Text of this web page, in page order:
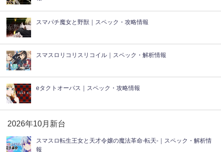
スマパチ魔女と野獣｜スペック・攻略情報
スマスロリコリスリコイル｜スペック・解析情報
eタクトオーパス｜スペック・攻略情報
2026年10月新台
スマスロ転生王女と天才令嬢の魔法革命-転天-｜スペック・解析情
報